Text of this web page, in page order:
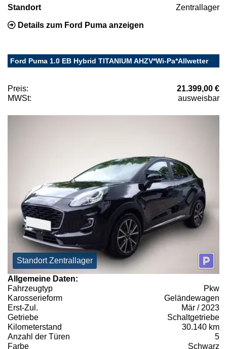
Standort Zentrallager
Details zum Ford Puma anzeigen
Ford Puma 1.0 EB Hybrid TITANIUM AHZV*Wi-Pa*Allwetter
Preis:
21.399,00 €
MWSt:
ausweisbar
Standort Zentrallager
Allgemeine Daten:
Fahrzeugtyp
Pkw
Karosserieform
Geländewagen
Erst-Zul.
Mär / 2023
Getriebe
Schaltgetriebe
Kilometerstand
30.140 km
Anzahl der Türen
5
Farbe
Schwarz